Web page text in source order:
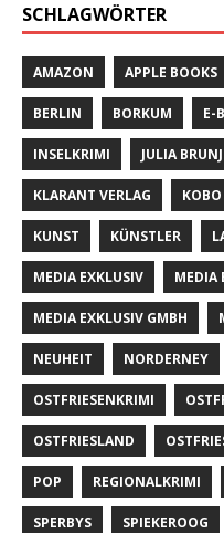
SCHLAGWÖRTER
AMAZON APPLE BOOKS
BERLIN BORKUM E-
INSELKRIMI JULIA
KLARANT VERLAG KOBO
KUNST KÜNSTLER
MEDIA EXKLUSIV MEDIA
MEDIA EXKLUSIV GMBH
NEUHEIT NORDERNEY
OSTFRIESENKRIMI
OSTFRIESLAND
POP REGIONALKRIMI
SPERBYS SPIEKEROOG